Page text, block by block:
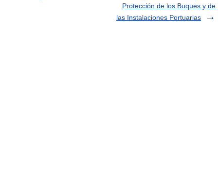
Protección de los Buques y de
las Instalaciones Portuarias